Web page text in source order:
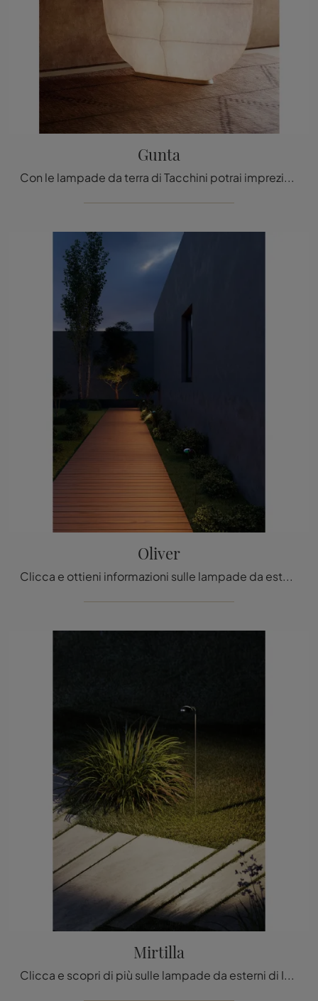
Gunta
Con le lampade da terra di Tacchini potrai impreziosire i tuoi spazi: clicca e scopri Gunta!
Oliver
Clicca e ottieni informazioni sulle lampade da esterni di ILTI luce: il modello Oliver in metallo ti sta aspettando!
Mirtilla
Clicca e scopri di più sulle lampade da esterni di ILTI luce: il modello Mirtilla in metallo ti attende!